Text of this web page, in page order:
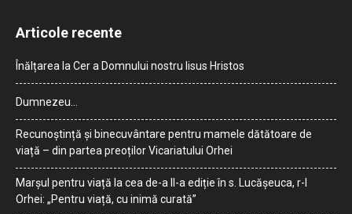
Articole recente
Înălțarea la Cer a Domnului nostru Iisus Hristos
Dumnezeu…
Recunoștință și binecuvântare pentru mamele dătătoare de
viață – din partea preoților Vicariatului Orhei
Marșul pentru viață la cea de-a II-a ediție în s. Lucășeuca, r-l
Orhei: „Pentru viață, cu inimă curată”